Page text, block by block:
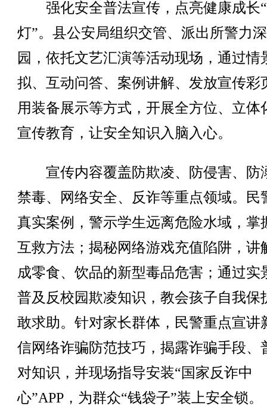
强化安全普法宣传，点亮健康成长
灯”。县公安局组织交管、派出所警力
园，依托文艺汇演等活动现场，通过情
拟、互动问答、案例讲解、发放宣传彩
用装备展示等方式，开展全方位、立体
宣传教育，让安全知识入脑入心。
宣传内容覆盖防欺凌、防侵害、防
禁毒、网络安全、反诈等重点领域。民
真实案例，警示学生远离危险水域，掌
互救方法；揭秘网络游戏充值陷阱，讲
成零食、饮品的新型毒品危害；通过实
普及反校园欺凌知识，教会孩子自我保
敢求助。针对家长群体，民警重点宣讲
信网络诈骗防范技巧，揭露诈骗手段、
对知识，并现场指导安装“国家反诈中
心”APP，为群众“钱袋子”装上安全锁。